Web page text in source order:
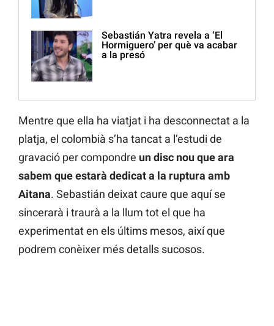
Sebastián Yatra revela a ‘El
Hormiguero’ per què va acabar
a la presó
Mentre que ella ha viatjat i ha desconnectat a la
platja, el colombià s’ha tancat a l’estudi de
gravació per compondre un disc nou que ara
sabem que estarà dedicat a la ruptura amb
Aitana. Sebastián deixat caure que aquí se
sincerarà i traurà a la llum tot el que ha
experimentat en els últims mesos, així que
podrem conèixer més detalls sucosos.